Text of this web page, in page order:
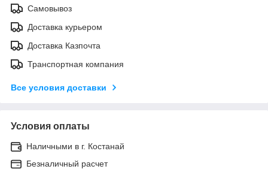
Самовывоз
Доставка курьером
Доставка Казпочта
Транспортная компания
Все условия доставки
Условия оплаты
Наличными в г. Костанай
Безналичный расчет